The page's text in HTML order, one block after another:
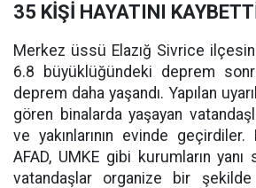
35 KİŞİ HAYATINI
Merkez üssü Elazığ Sivrice
6.8 büyüklüğündeki deprem
deprem daha yaşandı. Yapılan
gören binalarda yaşayan
ve yakınlarının evinde geçirdiler.
AFAD, UMKE gibi kurumların
vatandaşlar organize bir